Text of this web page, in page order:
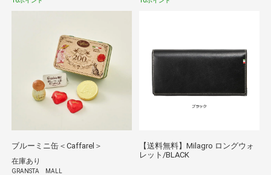
ブルーミニ缶＜Caffarel＞
在庫あり
GRANSTA MALL
【送料無料】Milagro ロングウォ
レット/BLACK